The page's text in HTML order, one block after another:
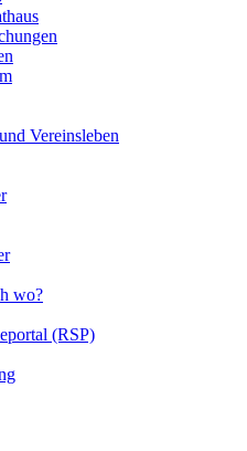
Vereinsleben
wo?
(RSP)